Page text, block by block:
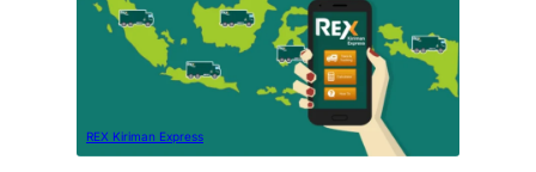
REX Kiriman Express